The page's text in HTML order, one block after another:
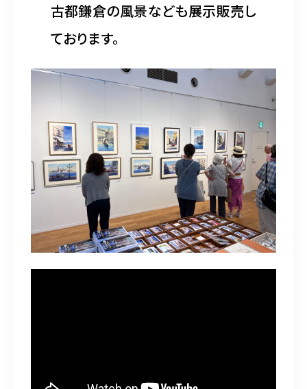
古都鎌倉の風景なども展示販売し
ております。